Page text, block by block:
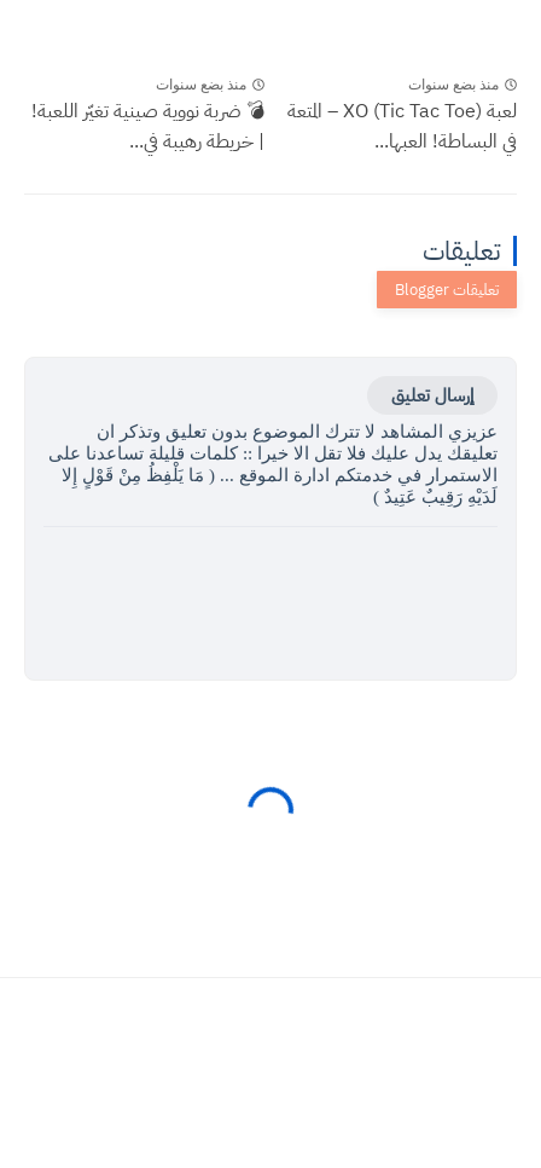
منذ بضع سنوات
لعبة XO (Tic Tac Toe) – المتعة
في البساطة! العبها...
منذ بضع سنوات
💣 ضربة نووية صينية تغيّر اللعبة!
| خريطة رهيبة في...
تعليقات
إرسال تعليق
عزيزي المشاهد لا تترك الموضوع بدون تعليق وتذكر ان
تعليقك يدل عليك فلا تقل الا خيرا :: كلمات قليلة تساعدنا على
الاستمرار في خدمتكم ادارة الموقع ... ( مَا يَلْفِظُ مِنْ قَوْلٍ إِلا
لَدَيْهِ رَقِيبٌ عَتِيدٌ )